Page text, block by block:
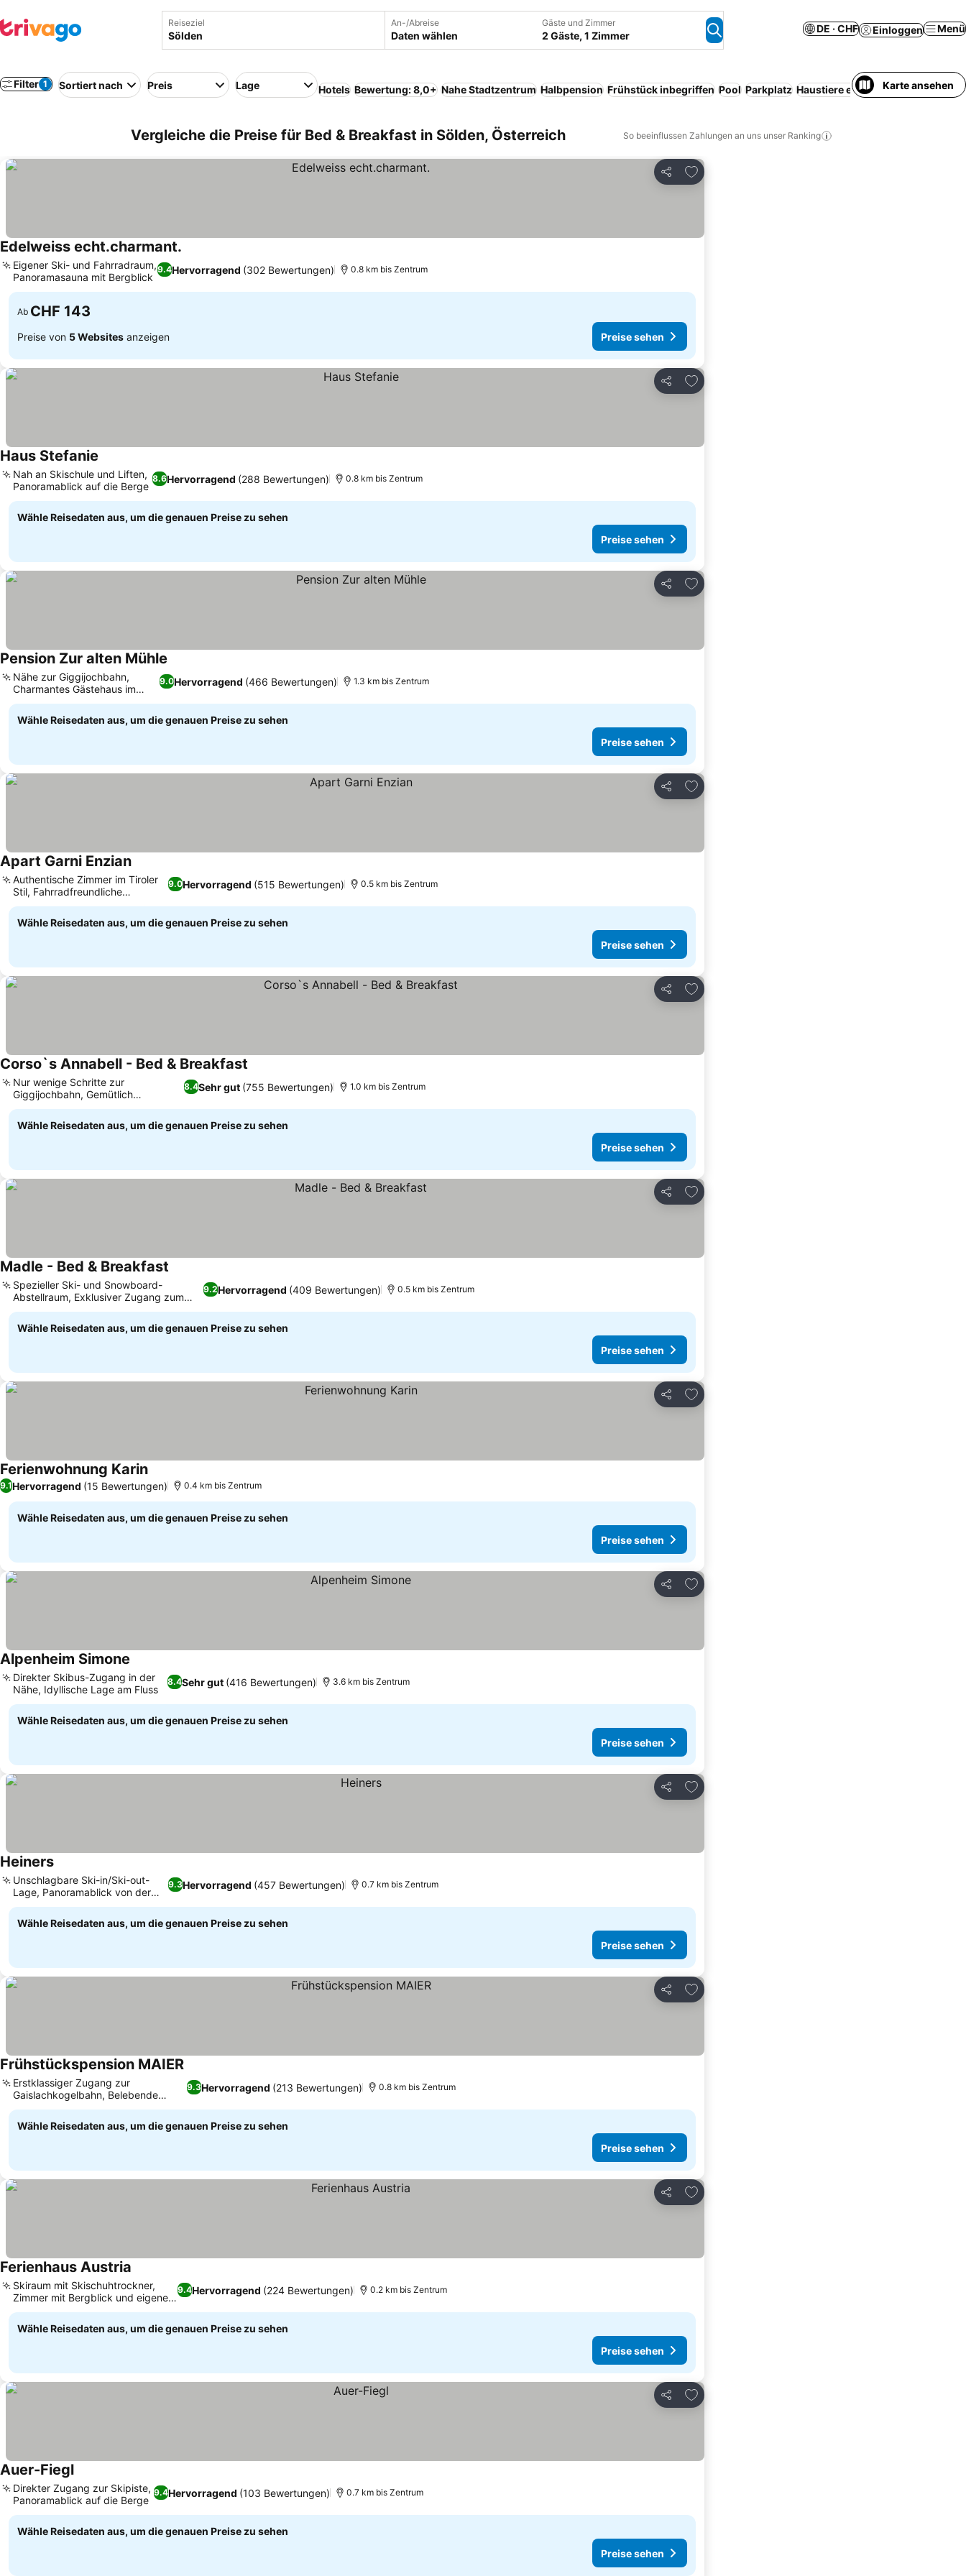
Reiseziel An-/Abreise
Daten wählen
Gäste und Zimmer
2 Gäste, 1 Zimmer
DE · CHF Einloggen Menü
Filter 1 Sortiert nach Preis Lage Hotels Bewertung: 8,0+ Nahe Stadtzentrum Halbpension Frühstück inbegriffen Pool Parkplatz Haustiere erlaubt Serviced
Karte ansehen
Vergleiche die Preise für Bed & Breakfast in Sölden, Österreich So beeinflussen Zahlungen an uns unser Ranking
Teilen
Zu Favoriten hinzufügen
Edelweiss echt.charmant.
9.4Hervorragend (302 Bewertungen)
Eigener Ski- und Fahrradraum,
Panoramasauna mit Bergblick
0.8 km bis Zentrum
Ab CHF 143
Preise von 5 Websites anzeigen Preise sehen
Teilen
Zu Favoriten hinzufügen
Haus Stefanie
8.6Hervorragend (288 Bewertungen)
Nah an Skischule und Liften,
Panoramablick auf die Berge
0.8 km bis Zentrum
Wähle Reisedaten aus, um die genauen Preise zu sehen
Preise sehen
Teilen
Zu Favoriten hinzufügen
Pension Zur alten Mühle
9.0Hervorragend (466 Bewertungen)
Nähe zur Giggijochbahn,
Charmantes Gästehaus im
Chalet-Stil
1.3 km bis Zentrum
Wähle Reisedaten aus, um die genauen Preise zu sehen
Preise sehen
Teilen
Zu Favoriten hinzufügen
Apart Garni Enzian
9.0Hervorragend (515 Bewertungen)
Authentische Zimmer im Tiroler
Stil, Fahrradfreundliche
Ausstattung
0.5 km bis Zentrum
Wähle Reisedaten aus, um die genauen Preise zu sehen
Preise sehen
Teilen
Zu Favoriten hinzufügen
Corso`s Annabell - Bed & Breakfast
8.4Sehr gut (755 Bewertungen)
Nur wenige Schritte zur
Giggijochbahn, Gemütlich
eingerichtete Zimmer
1.0 km bis Zentrum
Wähle Reisedaten aus, um die genauen Preise zu sehen
Preise sehen
Teilen
Zu Favoriten hinzufügen
Madle - Bed & Breakfast
9.2Hervorragend (409 Bewertungen)
Spezieller Ski- und Snowboard-
Abstellraum, Exklusiver Zugang zum
Pool der Freizeit Arena
0.5 km bis Zentrum
Wähle Reisedaten aus, um die genauen Preise zu sehen
Preise sehen
Teilen
Zu Favoriten hinzufügen
Ferienwohnung Karin
9.1Hervorragend (15 Bewertungen) 0.4 km bis Zentrum
Wähle Reisedaten aus, um die genauen Preise zu sehen
Preise sehen
Teilen
Zu Favoriten hinzufügen
Alpenheim Simone
8.4Sehr gut (416 Bewertungen)
Direkter Skibus-Zugang in der
Nähe, Idyllische Lage am Fluss
3.6 km bis Zentrum
Wähle Reisedaten aus, um die genauen Preise zu sehen
Preise sehen
Teilen
Zu Favoriten hinzufügen
Heiners
9.3Hervorragend (457 Bewertungen)
Unschlagbare Ski-in/Ski-out-
Lage, Panoramablick von der
Terrasse
0.7 km bis Zentrum
Wähle Reisedaten aus, um die genauen Preise zu sehen
Preise sehen
Teilen
Zu Favoriten hinzufügen
Frühstückspension MAIER
9.3Hervorragend (213 Bewertungen)
Erstklassiger Zugang zur
Gaislachkogelbahn, Belebende
Sauna und Dampfbad
0.8 km bis Zentrum
Wähle Reisedaten aus, um die genauen Preise zu sehen
Preise sehen
Teilen
Zu Favoriten hinzufügen
Ferienhaus Austria
9.4Hervorragend (224 Bewertungen)
Skiraum mit Skischuhtrockner,
Zimmer mit Bergblick und eigenem
Balkon
0.2 km bis Zentrum
Wähle Reisedaten aus, um die genauen Preise zu sehen
Preise sehen
Teilen
Zu Favoriten hinzufügen
Auer-Fiegl
9.4Hervorragend (103 Bewertungen)
Direkter Zugang zur Skipiste,
Panoramablick auf die Berge
0.7 km bis Zentrum
Wähle Reisedaten aus, um die genauen Preise zu sehen
Preise sehen